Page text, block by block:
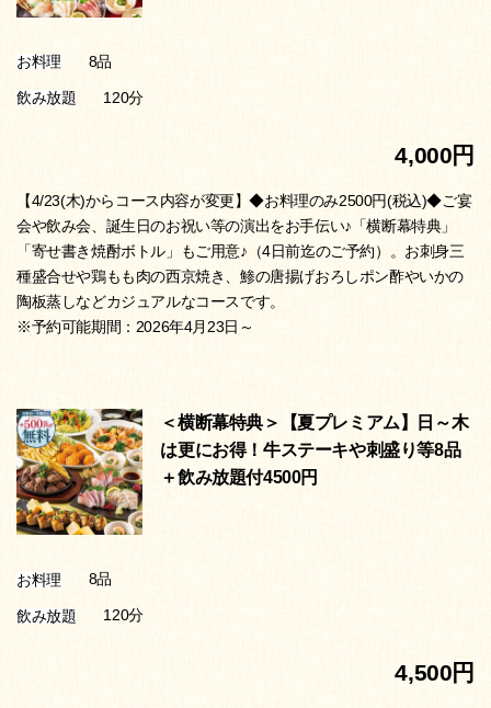
お料理 8品
飲み放題 120分
4,000円
【4/23(木)からコース内容が変更】◆お料理のみ2500円(税込)◆ご宴
会や飲み会、誕生日のお祝い等の演出をお手伝い♪「横断幕特典」
「寄せ書き焼酎ボトル」もご用意♪（4日前迄のご予約）。お刺身三
種盛合せや鶏もも肉の西京焼き、鯵の唐揚げおろしポン酢やいかの
陶板蒸しなどカジュアルなコースです。
※予約可能期間：2026年4月23日～
＜横断幕特典＞【夏プレミアム】日～木
は更にお得！牛ステーキや刺盛り等8品
＋飲み放題付4500円
お料理 8品
飲み放題 120分
4,500円